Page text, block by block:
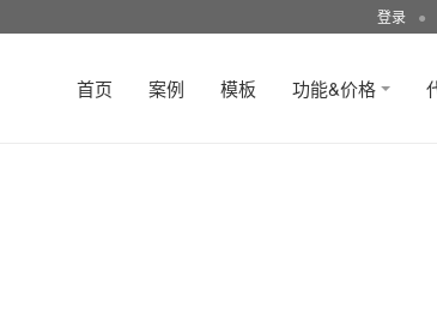
登录 ●
首页 案例 模板 功能&价格